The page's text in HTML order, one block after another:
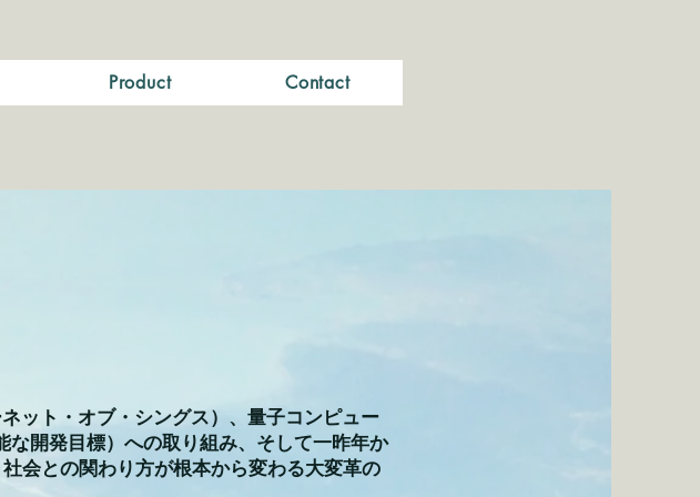
Product Contact
ット・オブ・シングス）、量子コンピュー
な開発目標）への取り組み、そして一昨年か
会との関わり方が根本から変わる大変革の